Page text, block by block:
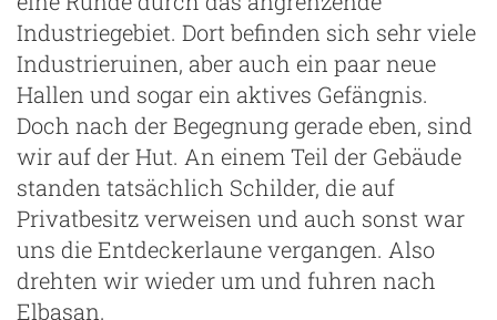
Industriegebiet. Dort befinden sich sehr viele
Industrieruinen, aber auch ein paar neue
Hallen und sogar ein aktives Gefängnis.
Doch nach der Begegnung gerade eben, sind
wir auf der Hut. An einem Teil der Gebäude
standen tatsächlich Schilder, die auf
Privatbesitz verweisen und auch sonst war
uns die Entdeckerlaune vergangen. Also
drehten wir wieder um und fuhren nach
Elbasan.